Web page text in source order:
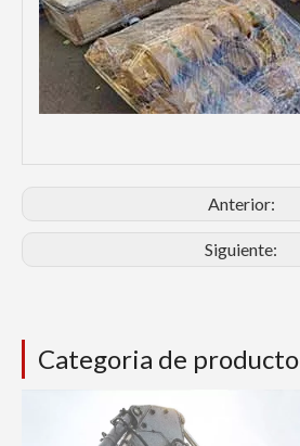
Anterior:
Siguiente:
Categoria de producto